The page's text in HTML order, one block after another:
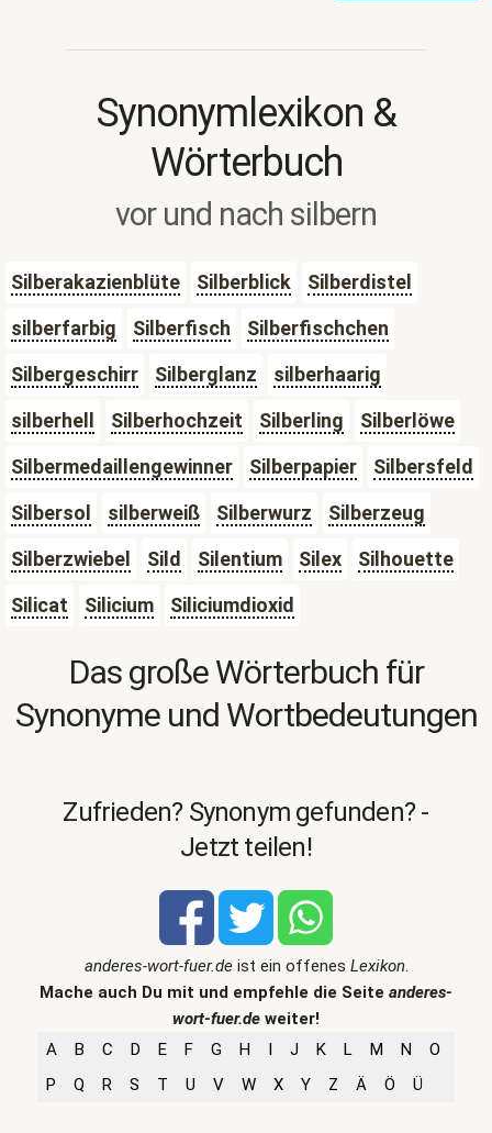
Synonymlexikon &
Wörterbuch
vor und nach silbern
Silberakazienblüte Silberblick
Silberdistel
silberfarbig
Silberfisch
Silberfischchen
Silbergeschirr
Silberglanz
silberhaarig
silberhell
Silberhochzeit Silberling
Silberlöwe
Silbermedaillengewinner
Silberpapier
Silbersfeld
Silbersol
silberweiß Silberwurz
Silberzeug
Silberzwiebel
Sild Silentium Silex
Silhouette
Silicat
Silicium Siliciumdioxid
Das große Wörterbuch für
Synonyme und Wortbedeutungen
Zufrieden? Synonym gefunden? -
Jetzt teilen!
anderes-wort-fuer.deist ein offenes Lexikon.
Mache auch Du mit und empfehle die Seite anderes-
wort-fuer.de weiter!
A
B C D E F G H I J K L M N
O
P
Q R S T U V W X Y Z Ä Ö Ü